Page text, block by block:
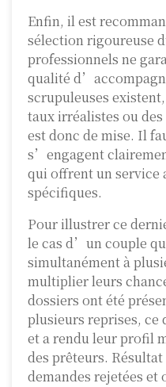
Enfin, il est
sélection rigoureuse
professionnels ne
qualité
scrupuleuses
taux irréalistes ou
est donc de mise. Il
s’engagent
qui offrent un service
spécifiques.
Pour illustrer ce
le cas d’un couple
simultanément à
multiplier leurs
dossiers ont été
plusieurs reprises, ce
et a rendu leur profil
des prêteurs.
demandes rejetées et